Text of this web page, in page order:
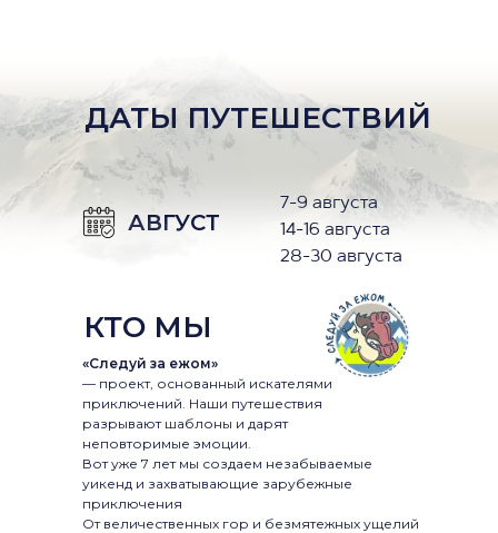
ДАТЫ ПУТЕШЕСТВИЙ
АВГУСТ
7-9 августа
14-16 августа
28-30 августа
КТО МЫ
«Следуй за ежом»
— проект, основанный искателями
приключений. Наши путешествия
разрывают шаблоны и дарят
неповторимые эмоции.
Вот уже 7 лет мы создаем незабываемые
уикенд и захватывающие зарубежные
приключения
От величественных гор и безмятежных ущелий